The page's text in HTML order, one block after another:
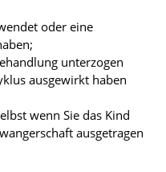
oder eine
unterzogen
ausgewirkt haben
wenn Sie das Kind
ausgetragen